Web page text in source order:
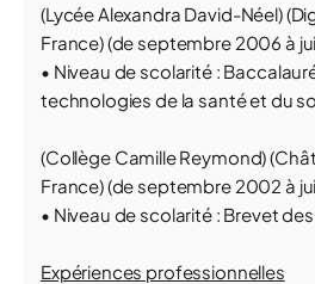
(Lycée Alexandra David-Néel)
France) (de septembre 2006 à
• Niveau de scolarité :
technologies de la santé et du
(Collège Camille Reymond)
France) (de septembre 2002 à
• Niveau de scolarité : Brevet
Expériences professionnelles